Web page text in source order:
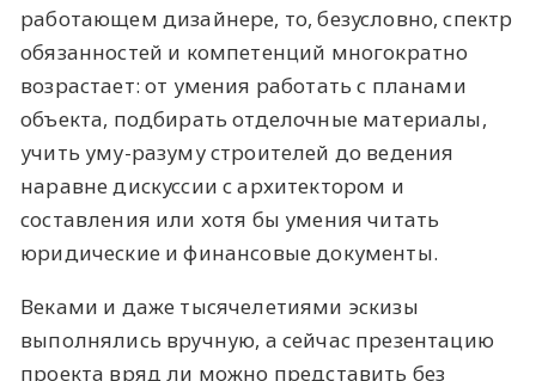
работающем дизайнере, то, безусловно, спектр
обязанностей и компетенций многократно
возрастает: от умения работать с планами
объекта, подбирать отделочные материалы,
учить уму-разуму строителей до ведения
наравне дискуссии с архитектором и
составления или хотя бы умения читать
юридические и финансовые документы.
Веками и даже тысячелетиями эскизы
выполнялись вручную, а сейчас презентацию
проекта вряд ли можно представить без